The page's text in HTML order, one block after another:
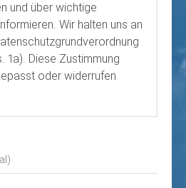
und über wichtige
Wir halten uns an
1a). Diese Zustimmung
oder widerrufen